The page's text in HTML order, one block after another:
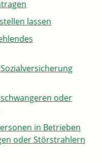
lassen
oder
in Betrieben
oder Störstrahlern